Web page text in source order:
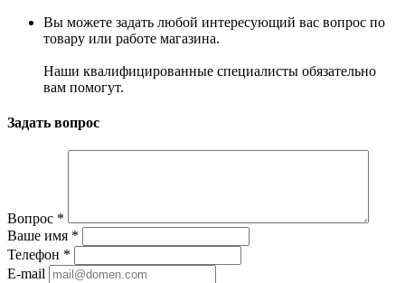
Вы можете задать любой интересующий вас вопрос по
товару или работе магазина.
Наши квалифицированные специалисты обязательно
вам помогут.
Задать вопрос
Вопрос *
Ваше имя *
Телефон *
E-mail